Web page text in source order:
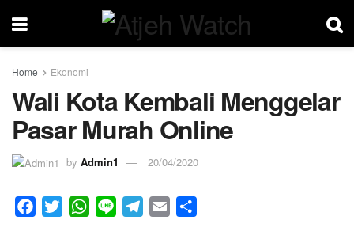
Home Ekonomi
Wali Kota Kembali Menggelar
Pasar Murah Online
by Admin1 20/04/2020
W